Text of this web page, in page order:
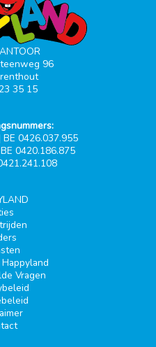
96
35 15
0426.037.955
0420.186.875
Vragen